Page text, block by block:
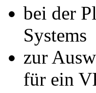
bei der
Systems
zur
für ein